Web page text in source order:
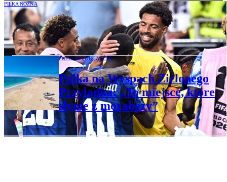
PIŁKA NOŻNA
Wyspy Zielonego Przylądka bez wygranej
na mundialu, ale grają dalej
POLKA NA OBCZYŹNIE
Polka na Wyspach Zielonego
Przylądka: „To miejsce, które
słynie z morabezy”